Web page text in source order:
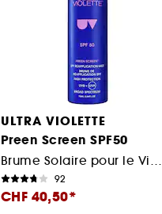
ULTRA VIOLETTE
Preen Screen SPF50
Brume Solaire pour le Visage
92
CHF 40,50